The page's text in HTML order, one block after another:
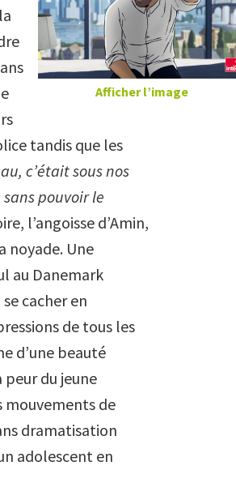
Afficher l’image
tandis que les
c’était sous nos
pouvoir le
l’angoisse d’Amin,
noyade. Une
au Danemark
cacher en
de tous les
d’une beauté
du jeune
mouvements de
dramatisation
adolescent en